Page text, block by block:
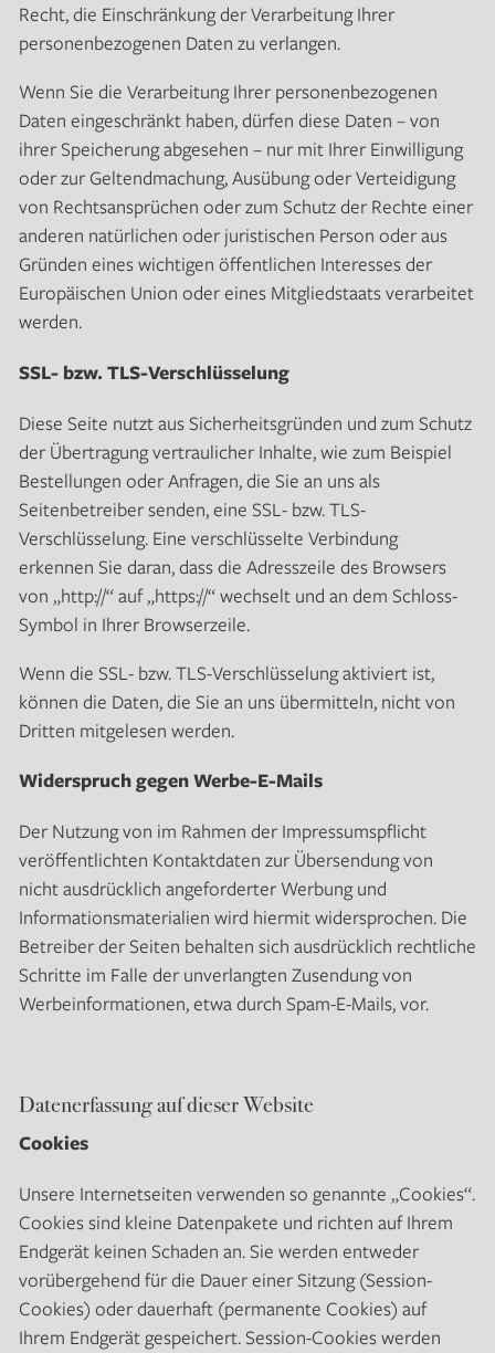
Recht, die Einschränkung der Verarbeitung Ihrer
personenbezogenen Daten zu verlangen.
Wenn Sie die Verarbeitung Ihrer personenbezogenen
Daten eingeschränkt haben, dürfen diese Daten – von
ihrer Speicherung abgesehen – nur mit Ihrer Einwilligung
oder zur Geltendmachung, Ausübung oder Verteidigung
von Rechtsansprüchen oder zum Schutz der Rechte einer
anderen natürlichen oder juristischen Person oder aus
Gründen eines wichtigen öffentlichen Interesses der
Europäischen Union oder eines Mitgliedstaats verarbeitet
werden.
SSL- bzw. TLS-Verschlüsselung
Diese Seite nutzt aus Sicherheitsgründen und zum Schutz
der Übertragung vertraulicher Inhalte, wie zum Beispiel
Bestellungen oder Anfragen, die Sie an uns als
Seitenbetreiber senden, eine SSL- bzw. TLS-
Verschlüsselung. Eine verschlüsselte Verbindung
erkennen Sie daran, dass die Adresszeile des Browsers
von „http://“ auf „https://“ wechselt und an dem Schloss-
Symbol in Ihrer Browserzeile.
Wenn die SSL- bzw. TLS-Verschlüsselung aktiviert ist,
können die Daten, die Sie an uns übermitteln, nicht von
Dritten mitgelesen werden.
Widerspruch gegen Werbe-E-Mails
Der Nutzung von im Rahmen der Impressumspflicht
veröffentlichten Kontaktdaten zur Übersendung von
nicht ausdrücklich angeforderter Werbung und
Informationsmaterialien wird hiermit widersprochen. Die
Betreiber der Seiten behalten sich ausdrücklich rechtliche
Schritte im Falle der unverlangten Zusendung von
Werbeinformationen, etwa durch Spam-E-Mails, vor.
Datenerfassung auf dieser Website
Cookies
Unsere Internetseiten verwenden so genannte „Cookies“.
Cookies sind kleine Datenpakete und richten auf Ihrem
Endgerät keinen Schaden an. Sie werden entweder
vorübergehend für die Dauer einer Sitzung (Session-
Cookies) oder dauerhaft (permanente Cookies) auf
Ihrem Endgerät gespeichert. Session-Cookies werden